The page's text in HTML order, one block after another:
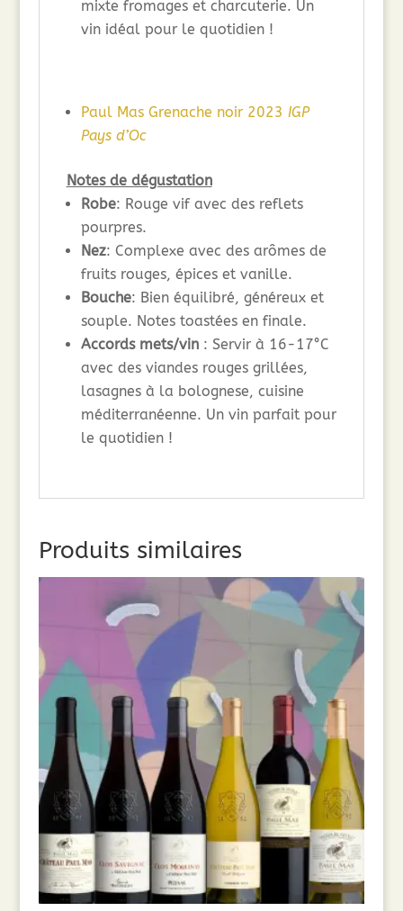
mixte fromages et charcuterie. Un
vin idéal pour le quotidien !
Paul Mas Grenache noir 2023 IGP
Pays d’Oc
Notes de dégustation
Robe: Rouge vif avec des reflets
pourpres.
Nez: Complexe avec des arômes de
fruits rouges, épices et vanille.
Bouche: Bien équilibré, généreux et
souple. Notes toastées en finale.
Accords mets/vin: Servir à 16-17°C
avec des viandes rouges grillées,
lasagnes à la bolognese, cuisine
méditerranéenne. Un vin parfait pour
le quotidien !
Produits similaires